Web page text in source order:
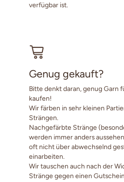
verfügbar ist.
Genug gekauft?
Bitte denkt daran, genug Garn
kaufen!
Wir färben in sehr kleinen
Strängen.
Nachgefärbte Stränge
werden immer anders
oft nicht über abwechselnd
einarbeiten.
Wir tauschen auch nach der
Stränge gegen einen